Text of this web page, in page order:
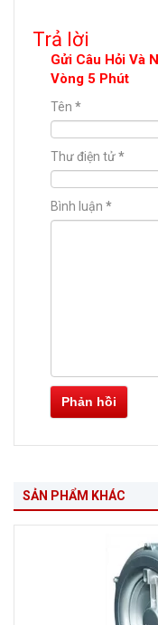
Trả lời
Gửi Câu Hỏi Và
Vòng 5 Phút
Tên *
Thư điện tử*
Bình luận *
Phản hồi
SẢN PHẨM KHÁC